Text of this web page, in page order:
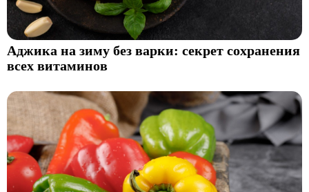
Аджика на зиму без варки: секрет сохранения
всех витаминов